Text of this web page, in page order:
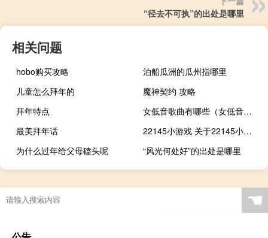
“径去不可执”的出处是哪里
相关问题
hobo购买攻略
泊船瓜洲的瓜州指哪里
儿童怎么拜年的
魔神契约 攻略
拜年特点
女低音歌曲有哪些（女低音歌曲）
最美拜年话
22145小游戏 关于22145小游戏的介绍
为什么过年给父母磕头呢
“风光何处好”的出处是哪里
☚